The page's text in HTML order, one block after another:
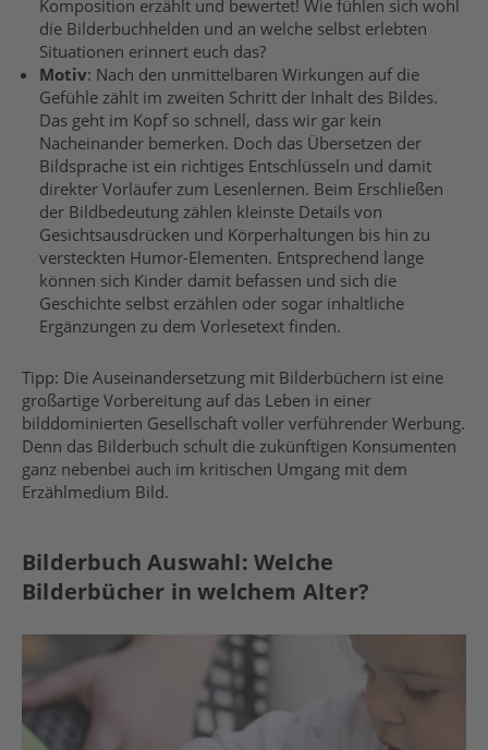
Komposition erzählt und bewertet! Wie fühlen sich wohl
die Bilderbuchhelden und an welche selbst erlebten
Situationen erinnert euch das?
Motiv: Nach den unmittelbaren Wirkungen auf die
Gefühle zählt im zweiten Schritt der Inhalt des Bildes.
Das geht im Kopf so schnell, dass wir gar kein
Nacheinander bemerken. Doch das Übersetzen der
Bildsprache ist ein richtiges Entschlüsseln und damit
direkter Vorläufer zum Lesenlernen. Beim Erschließen
der Bildbedeutung zählen kleinste Details von
Gesichtsausdrücken und Körperhaltungen bis hin zu
versteckten Humor-Elementen. Entsprechend lange
können sich Kinder damit befassen und sich die
Geschichte selbst erzählen oder sogar inhaltliche
Ergänzungen zu dem Vorlesetext finden.
Tipp: Die Auseinandersetzung mit Bilderbüchern ist eine
großartige Vorbereitung auf das Leben in einer
bilddominierten Gesellschaft voller verführender Werbung.
Denn das Bilderbuch schult die zukünftigen Konsumenten
ganz nebenbei auch im kritischen Umgang mit dem
Erzählmedium Bild.
Bilderbuch Auswahl: Welche
Bilderbücher in welchem Alter?